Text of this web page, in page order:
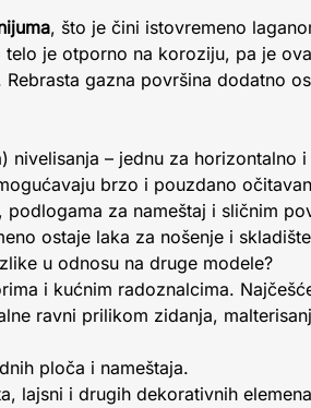
, što je čini istovremeno
je otporno na koroziju, pa je
gazna površina dodatno
nivelisanja – jednu za horizontalno
brzo i pouzdano
za nameštaj i sličnim
ostaje laka za nošenje i
u odnosu na druge modele?
i kućnim radoznalcima.
ravni prilikom zidanja,
ploča i nameštaja.
lajsni i drugih dekorativnih